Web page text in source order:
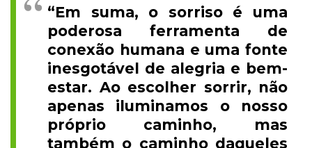
“Em suma, o sorriso é uma
poderosa ferramenta de
conexão humana e uma fonte
inesgotável de alegria e bem-
estar. Ao escolher sorrir, não
apenas iluminamos o nosso
próprio caminho, mas
também o caminho daqueles